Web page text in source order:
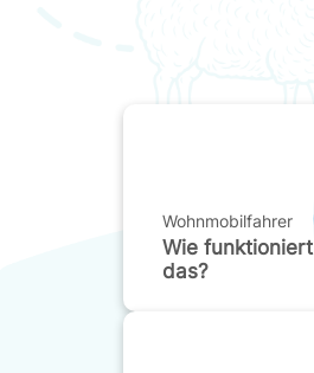
Wohnmobilfahrer
Wie funktioniert
das?